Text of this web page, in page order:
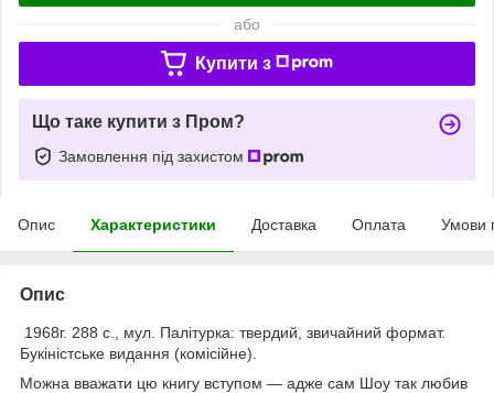
або
Купити з
Що таке купити з Пром?
Замовлення під захистом
Опис Характеристики Доставка Оплата Умови
Опис
1968г. 288 с., мул. Палітурка: твердий, звичайний формат.
Букіністське видання (комісійне).
Можна вважати цю книгу вступом — адже сам Шоу так любив